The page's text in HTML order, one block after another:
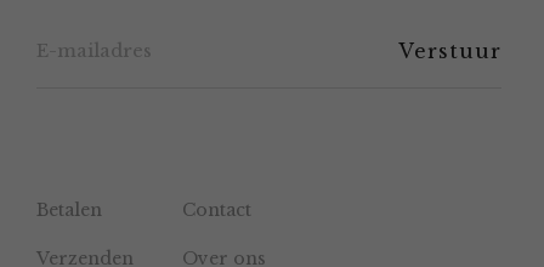
Betalen Contact
Verzenden Over ons